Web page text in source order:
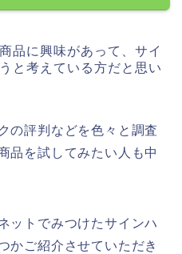
品に興味があって、サイ
と考えている方だと思い
の評判などを色々と調査
品を試してみたい人も中
ットでみつけたサインハ
かご紹介させていただき